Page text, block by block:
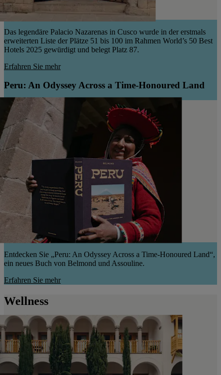
Das legendäre Palacio Nazarenas in Cusco wurde in der erstmals
erweiterten Liste der Plätze 51 bis 100 im Rahmen World’s 50 Best
Hotels 2025 gewürdigt und belegt Platz 87.
Erfahren Sie mehr
Peru: An Odyssey Across a Time-Honoured Land
Entdecken Sie „Peru: An Odyssey Across a Time-Honoured Land“,
ein neues Buch von Belmond und Assouline.
Erfahren Sie mehr
Wellness